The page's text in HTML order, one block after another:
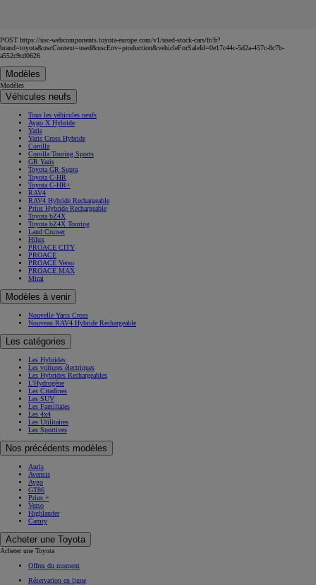
POST https://usc-webcomponents.toyota-europe.com/v1/used-stock-cars/fr/fr?
brand=toyota&uscContext=used&uscEnv=production&vehicleForSaleId=0e17c44c-5d2a-457c-8c7b-
a552c9cd0626
Modèles
Modèles
Véhicules neufs
Tous les véhicules neufs
Aygo X Hybride
Yaris
Yaris Cross Hybride
Corolla
Corolla Touring Sports
GR Yaris
Toyota GR Supra
Toyota C-HR
Toyota C-HR+
RAV4
RAV4 Hybride Rechargeable
Prius Hybride Rechargeable
Toyota bZ4X
Toyota bZ4X Touring
Land Cruiser
Hilux
PROACE CITY
PROACE
PROACE Verso
PROACE MAX
Mirai
Modèles à venir
Nouvelle Yaris Cross
Nouveau RAV4 Hybride Rechargeable
Les catégories
Les Hybrides
Les voitures électriques
Les Hybrides Rechargeables
L'Hydrogène
Les Citadines
Les SUV
Les Familiales
Les 4x4
Les Utilitaires
Les Sportives
Nos précédents modèles
Auris
Avensis
Aygo
GT86
Prius +
Verso
Highlander
Camry
Acheter une Toyota
Acheter une Toyota
Offres du moment
Réservation en ligne